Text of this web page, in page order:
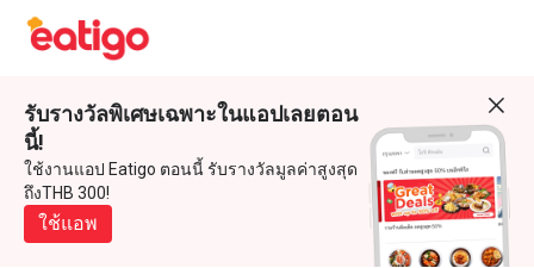
รับรางวัลพิเศษเฉพาะในแอปเลยตอน
นี้!
ใช้งานแอป Eatigo ตอนนี้ รับรางวัลมูลค่าสูงสุด
ถึงTHB 300!
ใช้แอพ